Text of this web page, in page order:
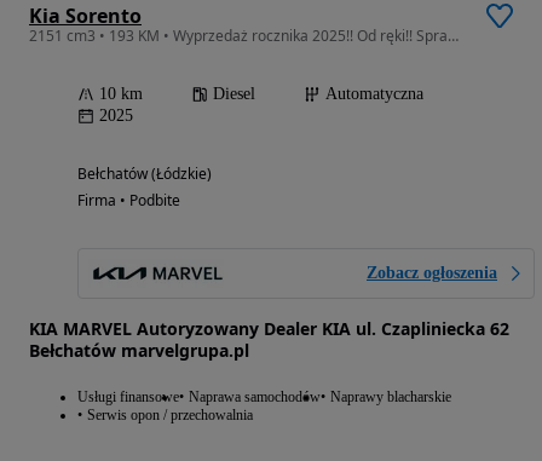
Kia Sorento
2151 cm3 • 193 KM • Wyprzedaż rocznika 2025!! Od ręki!! Sprawdź!!
10 km Diesel
Automatyczna
2025
Bełchatów (Łódzkie)
Firma • Podbite
Zobacz ogłoszenia
KIA MARVEL Autoryzowany Dealer KIA ul. Czapliniecka 62
Bełchatów marvelgrupa.pl
Usługi finansowe Naprawa samochodów Naprawy blacharskie
Serwis opon / przechowalnia